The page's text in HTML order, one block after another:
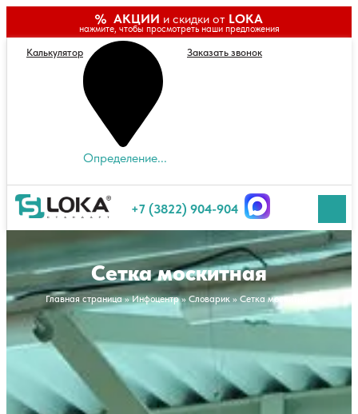
АКЦИИ и скидки от LOKA
нажмите, чтобы просмотреть наши предложения
Калькулятор
Определение...
Заказать звонок
+7 (3822) 904-904
Сетка москитная
Главная страница»Инфоцентр»Словарик»Сетка москитная